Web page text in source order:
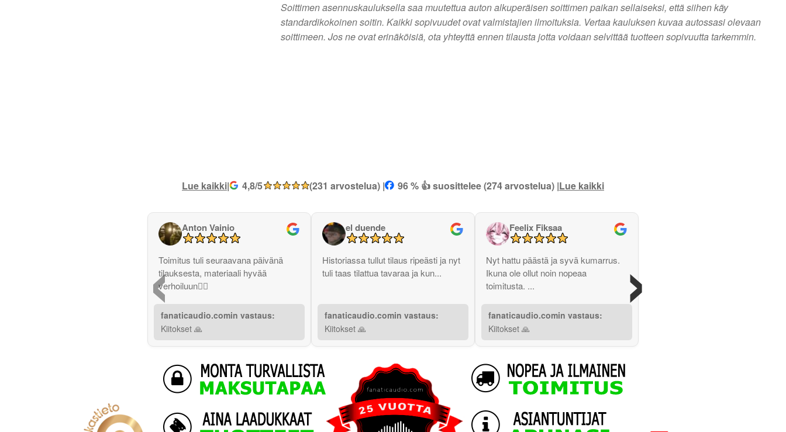
Soittimen asennuskauluksella saa muutettua auton alkuperäisen soittimen paikan sellaiseksi, että siihen käy
standardikokoinen soitin. Kaikki sopivuudet ovat valmistajien ilmoituksia. Vertaa kauluksen kuvaa autossasi olevaan
soittimeen. Jos ne ovat erinäköisiä, ota yhteyttä ennen tilausta jotta voidaan selvittää tuotteen sopivuutta tarkemmin.
Lue kaikki| 4,8/5 (231 arvostelua) | 96 % 👍 suosittelee (274 arvostelua) |Lue kaikki
‹
Anton Vainio
Toimitus tuli seuraavana päivänä
tilauksesta, materiaali hyvää
verhoiluun👌🏽
fanaticaudio.comin vastaus:
Kiitokset 🙏
el duende
Historiassa tullut tilaus ripeästi ja nyt
tuli taas tilattua tavaraa ja kun...
fanaticaudio.comin vastaus:
Kiitokset 🙏
Feelix Fiksaa
Nyt hattu päästä ja syvä kumarrus.
Ikuna ole ollut noin nopeaa
toimitusta. ...
fanaticaudio.comin vastaus:
Kiitokset 🙏
›